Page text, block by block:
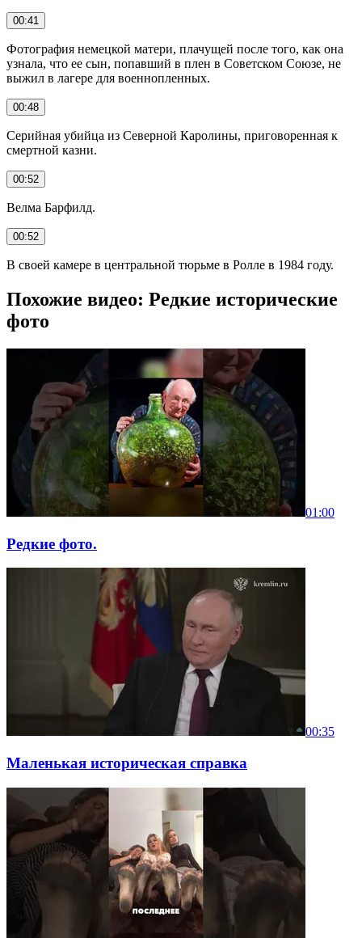
00:41
Фотография немецкой матери, плачущей после того, как она
узнала, что ее сын, попавший в плен в Советском Союзе, не
выжил в лагере для военнопленных.
00:48
Серийная убийца из Северной Каролины, приговоренная к
смертной казни.
00:52
Велма Барфилд.
00:52
В своей камере в центральной тюрьме в Ролле в 1984 году.
Похожие видео: Редкие исторические
фото
01:00
Редкие фото.
00:35
Маленькая историческая справка